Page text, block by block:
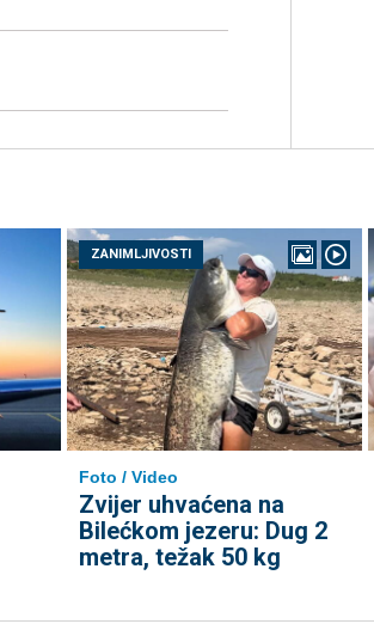
ZANIMLJIVOSTI
Foto / Video
Zvijer uhvaćena na
Bilećkom jezeru: Dug 2
metra, težak 50 kg